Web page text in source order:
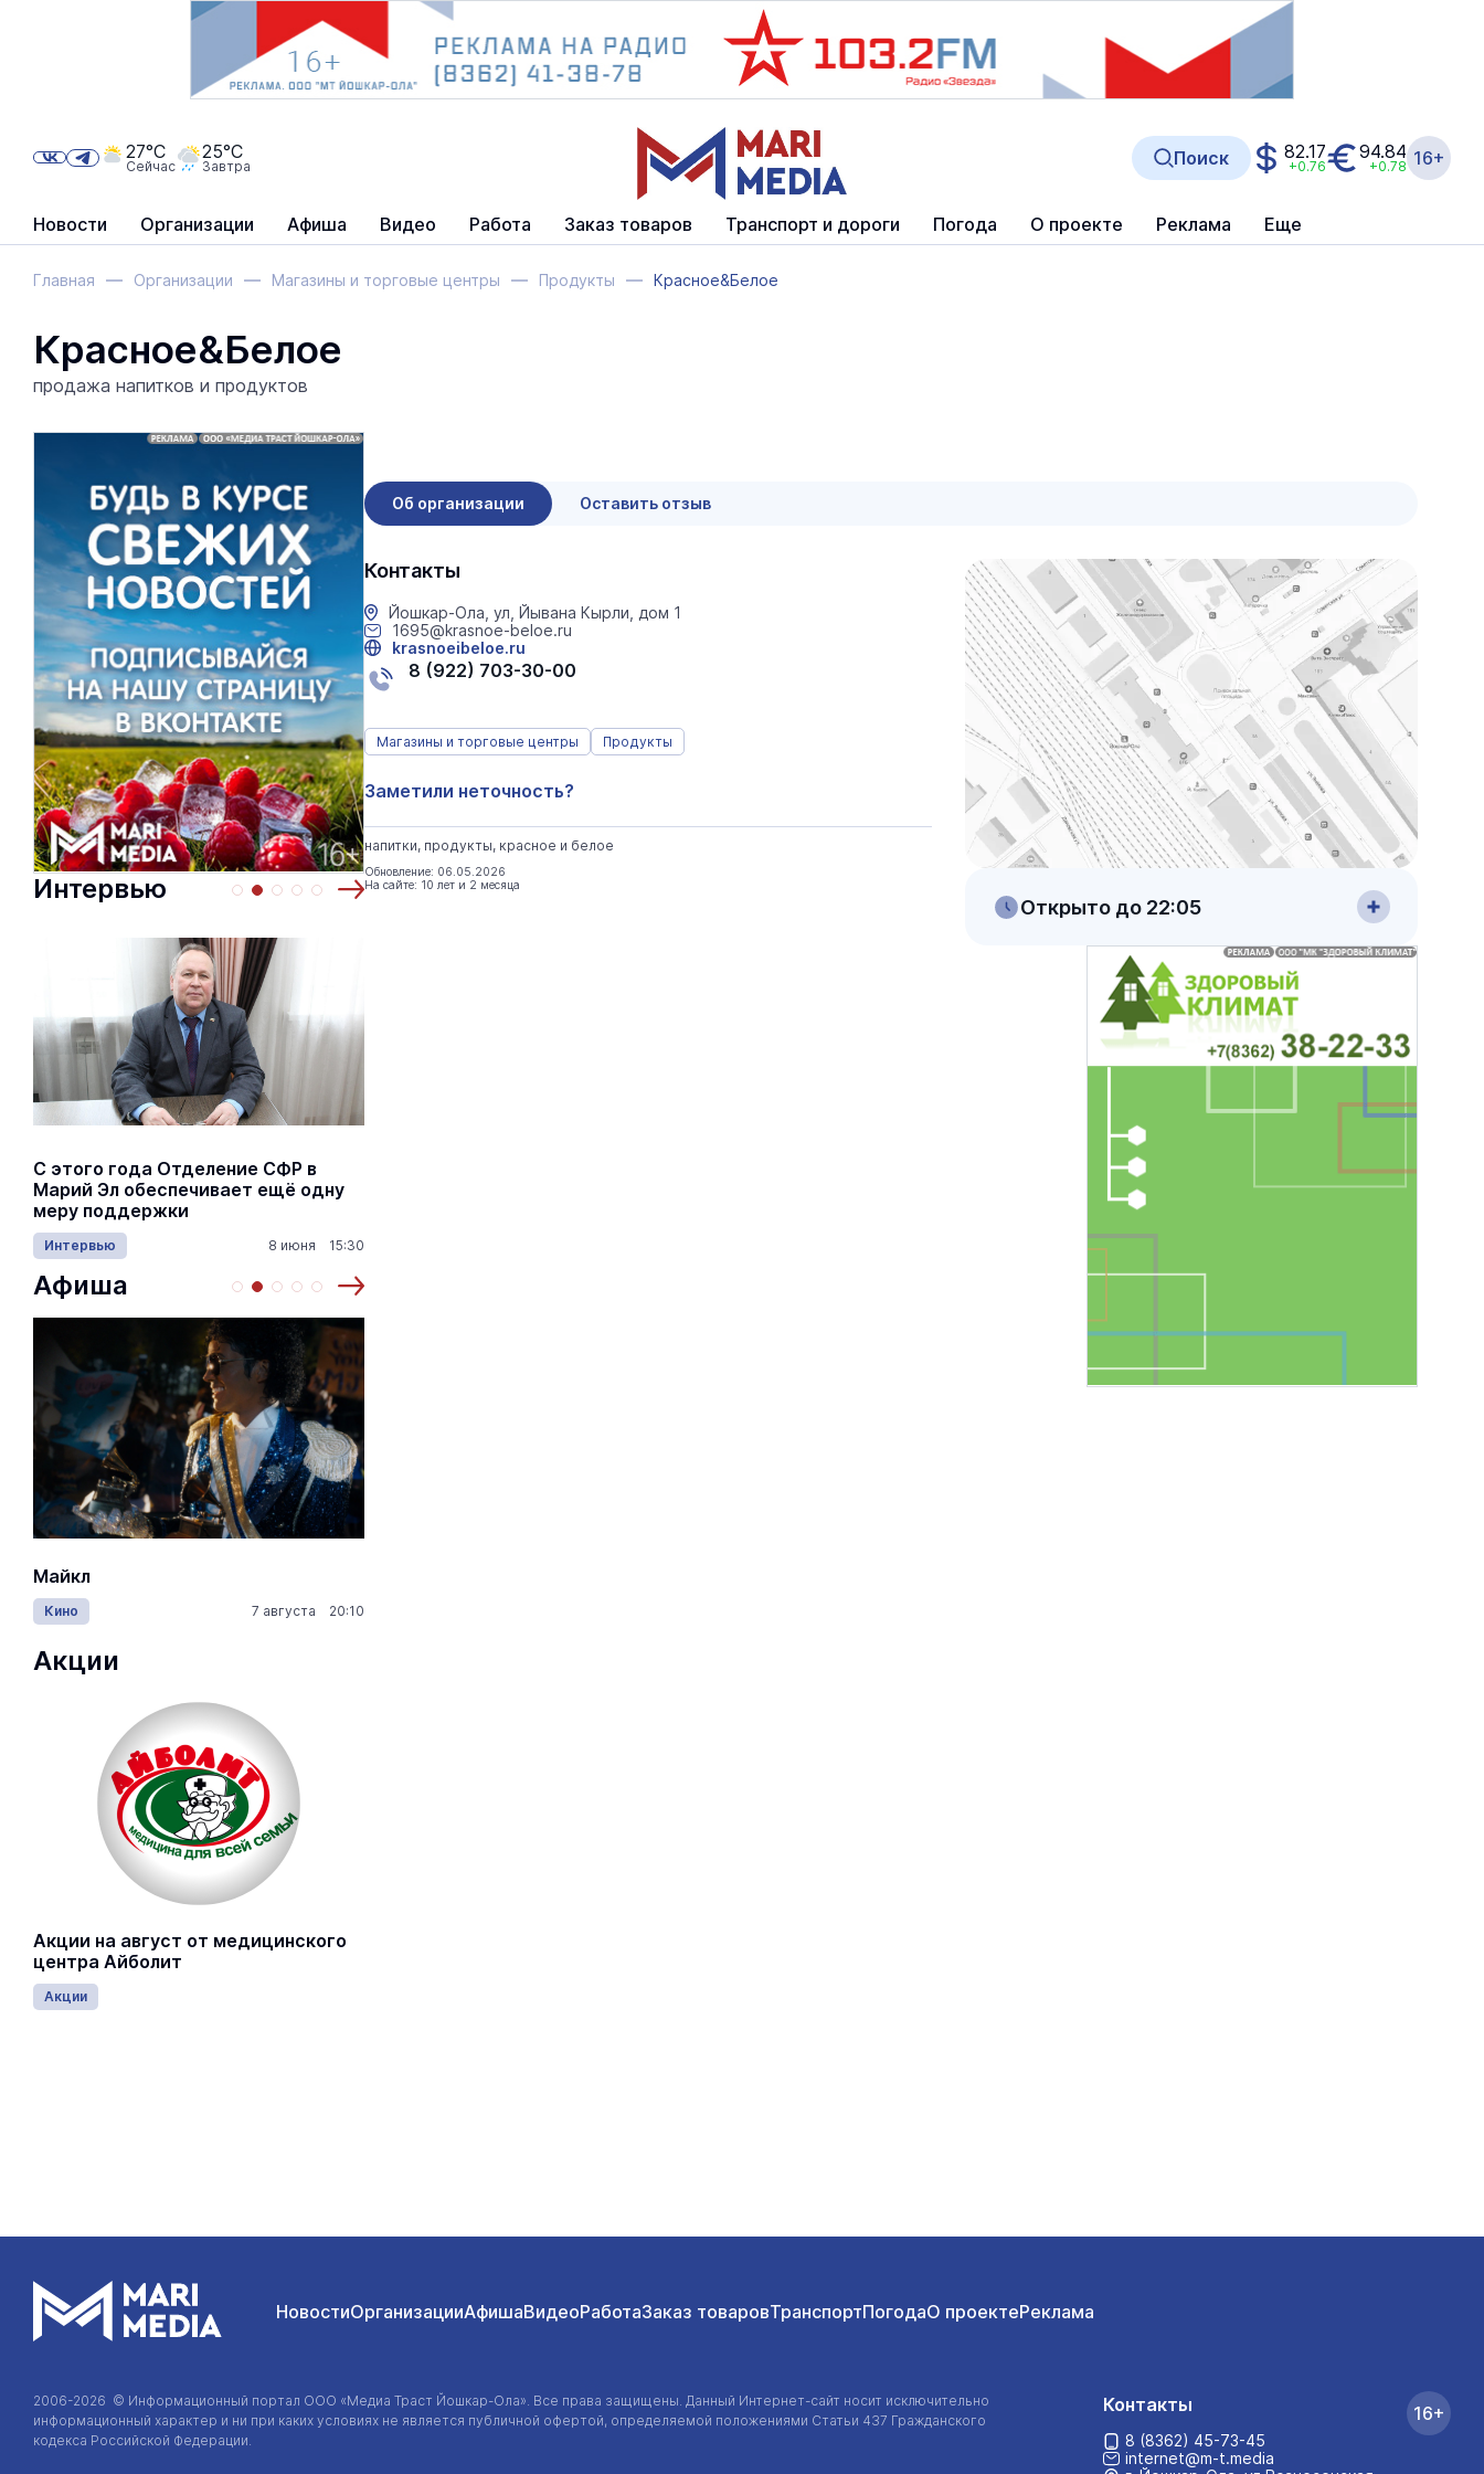
Новости Организации Афиша Видео Работа Заказ товаров Транспорт и дороги Погода О проекте Реклама Еще
27°C
Сейчас
25°C
Завтра Поиск 82.17
+0.76
94.84
+0.78 16+
Главная Организации Магазины и торговые центры Продукты Красное&Белое
Красное&Белое
продажа напитков и продуктов
Интервью
С этого года Отделение СФР в
Марий Эл обеспечивает ещё одну
меру поддержки
Интервью 8 июня 15:30
16 марта 17:00
Василий Дубровин: как продлить
мужское долголетие
Здоровье и медицина
Афиша
Майкл
Кино 7 августа 20:10
Акции
Акции на август от медицинского
центра Айболит
Акции
Об организации Оставить отзыв
Контакты
Йошкар-Ола, ул, Йывана Кырли, дом 1
1695@krasnoe-beloe.ru
krasnoeibeloe.ru
8 (922) 703-30-00
Магазины и торговые центры Продукты
Заметили неточность?
напитки, продукты, красное и белое
Обновление: 06.05.2026
На сайте: 10 лет и 2 месяца
Открыто до 22:05
НовостиОрганизацииАфишаВидеоРаботаЗаказ товаровТранспортПогодаО проектеРеклама
2006-2026 © Информационный портал ООО «Медиа Траст Йошкар-Ола». Все права защищены. Данный Интернет-сайт носит исключительно
информационный характер и ни при каких условиях не является публичной офертой, определяемой положениями Статьи 437 Гражданского
кодекса Российской Федерации.
Контакты
8 (8362) 45-73-45
internet@m-t.media
16+